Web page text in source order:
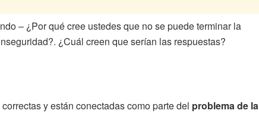
– ¿Por qué cree ustedes que no se puede terminar la
¿Cuál creen que serían las respuestas?
y están conectadas como parte del problema de la